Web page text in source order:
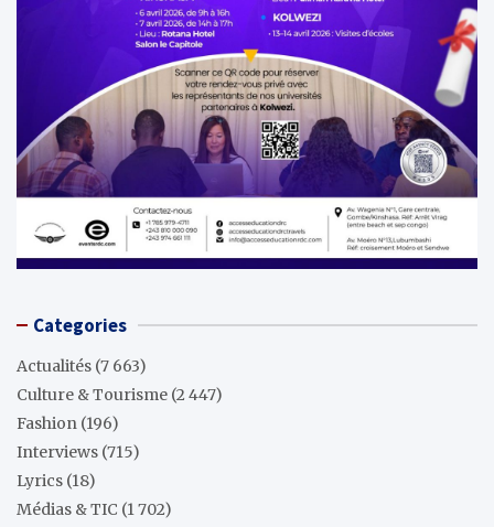
Categories
Actualités (7 663)
Culture & Tourisme (2 447)
Fashion (196)
Interviews (715)
Lyrics (18)
Médias & TIC (1 702)